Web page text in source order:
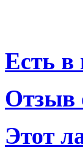
Есть в
Отзыв
Этот